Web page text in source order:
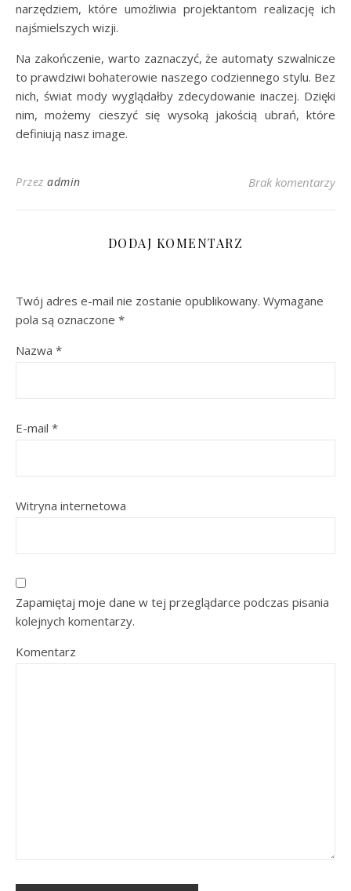
narzędziem, które umożliwia projektantom realizację ich
najśmielszych wizji.
Na zakończenie, warto zaznaczyć, że automaty szwalnicze
to prawdziwi bohaterowie naszego codziennego stylu. Bez
nich, świat mody wyglądałby zdecydowanie inaczej. Dzięki
nim, możemy cieszyć się wysoką jakością ubrań, które
definiują nasz image.
Przez admin Brak komentarzy
DODAJ KOMENTARZ
Twój adres e-mail nie zostanie opublikowany. Wymagane
pola są oznaczone *
Nazwa *
E-mail *
Witryna internetowa
Zapamiętaj moje dane w tej przeglądarce podczas pisania
kolejnych komentarzy.
Komentarz